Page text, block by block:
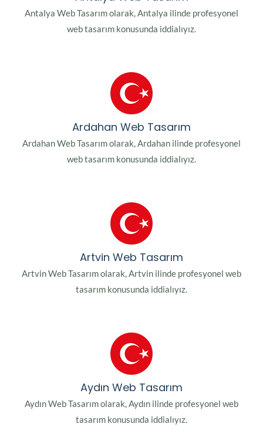
Antalya Web Tasarım olarak, Antalya ilinde profesyonel
web tasarım konusunda iddialıyız.
Ardahan Web Tasarım
Ardahan Web Tasarım olarak, Ardahan ilinde profesyonel
web tasarım konusunda iddialıyız.
Artvin Web Tasarım
Artvin Web Tasarım olarak, Artvin ilinde profesyonel web
tasarım konusunda iddialıyız.
Aydın Web Tasarım
Aydın Web Tasarım olarak, Aydın ilinde profesyonel web
tasarım konusunda iddialıyız.